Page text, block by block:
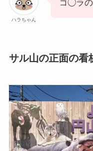
ハラちゃん
コ◯ラの
サル山の正面の看